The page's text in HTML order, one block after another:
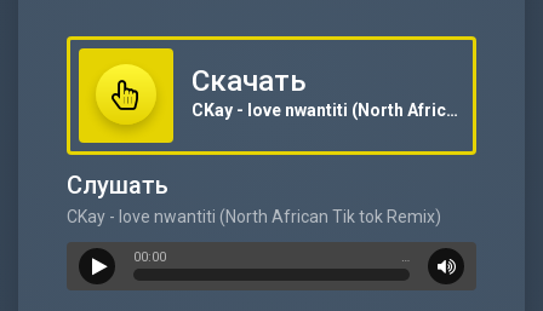
Скачать
CKay - love nwantiti (North African Tik tok Remix)
Слушать
CKay - love nwantiti (North African Tik tok Remix)
00:00 …